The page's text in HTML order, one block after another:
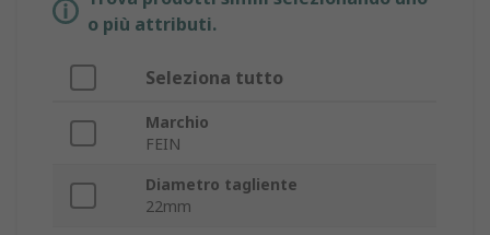
o più attributi.
Seleziona tutto
Marchio
FEIN
Diametro tagliente
22mm